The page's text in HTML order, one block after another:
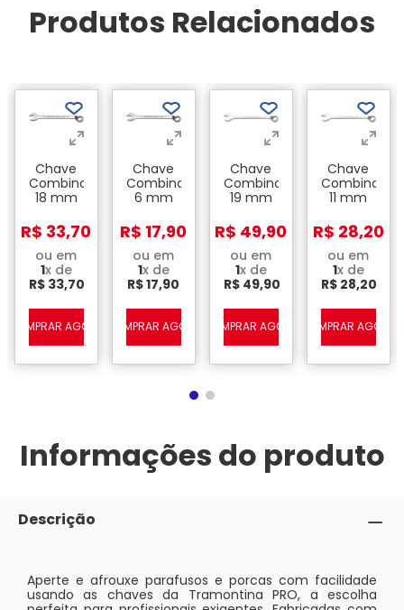
Produtos Relacionados
Chave
Combinada
18 mm
com
Pescoço
e Corpo
Forjado
em Aço
Cromado
R$ 33,70
ou em
1x de
R$ 33,70
COMPRAR AGORA
Chave
Combinada
6 mm
com
Pescoço
e Corpo
Forjado
em Aço
Cromado
R$ 17,90
ou em
1x de
R$17,90
COMPRAR AGORA
Chave
Combinada
19 mm
Tramontina
R$ 49,90
ou em
1x de
R$ 49,90
COMPRAR AGORA
Chave
Combinada
11 mm
Tramontina
R$ 28,20
ou em
1x de
R$ 28,20
COMPRAR AGORA
Informações do produto
Descrição
Aperte e afrouxe parafusos e porcas com facilidade
usando as chaves da Tramontina PRO, a escolha